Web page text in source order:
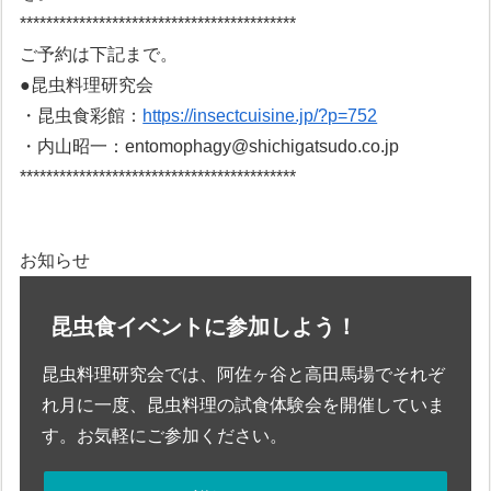
******************************************
ご予約は下記まで。
●昆虫料理研究会
・昆虫食彩館： https://insectcuisine.jp/?p=752
・内山昭一：entomophagy@shichigatsudo.co.jp
******************************************
お知らせ
昆虫食イベントに参加しよう！
昆虫料理研究会では、阿佐ヶ谷と高田馬場でそれぞ
れ月に一度、昆虫料理の試食体験会を開催していま
す。お気軽にご参加ください。